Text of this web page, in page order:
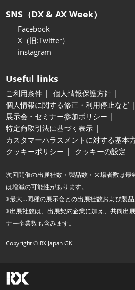
SNS（DX & AX Week）
Facebook
X（旧:Twitter）
instagram
Useful links
ご利用条件
個人情報保護方針
個人情報に関する修正・利用停止など
展示会・セミナー参加ポリシー
特定商取引法に基づく表示
カスタマーハラスメントに対する基本
クッキーポリシー
クッキーの設定
次回開催の出展社数・製品数・来場者数は最
は増減の可能性があります。
※最大…同種の展示会との出展社数および製品
※出展社数は、出展契約企業に加え、共同出
ナー企業数も含みます。
Copyright © RX Japan GK